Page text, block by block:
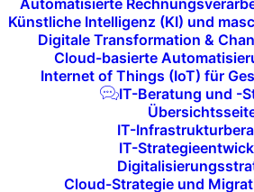
Automatisierte
Künstliche Intelligenz (KI) und
Digitale Transformation &
Cloud-basierte
Internet of Things (IoT) für
IT-Beratung und -
IT-
IT-
Cloud-Strategie und
Die Möglichkeit, das eigene
Your Own Device,
anzuschließen,
Arbeitsablauf erheblich.
Plug-and-Play-Technologie
den Nutzern, ohne
Meeting einzusteigen und